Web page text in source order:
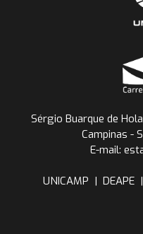
Sérgio Buarque de
Campinas -
E-mail:
UNICAMP | DEAPE |